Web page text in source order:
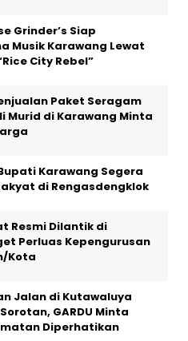
Grinder’s Siap
Musik Karawang Lewat
City Rebel”
Paket Seragam
Murid di Karawang Minta
Karawang Segera
di Rengasdengklok
Resmi Dilantik di
Perluas Kepengurusan
Kota
Jalan di Kutawaluya
GARDU Minta
Diperhatikan